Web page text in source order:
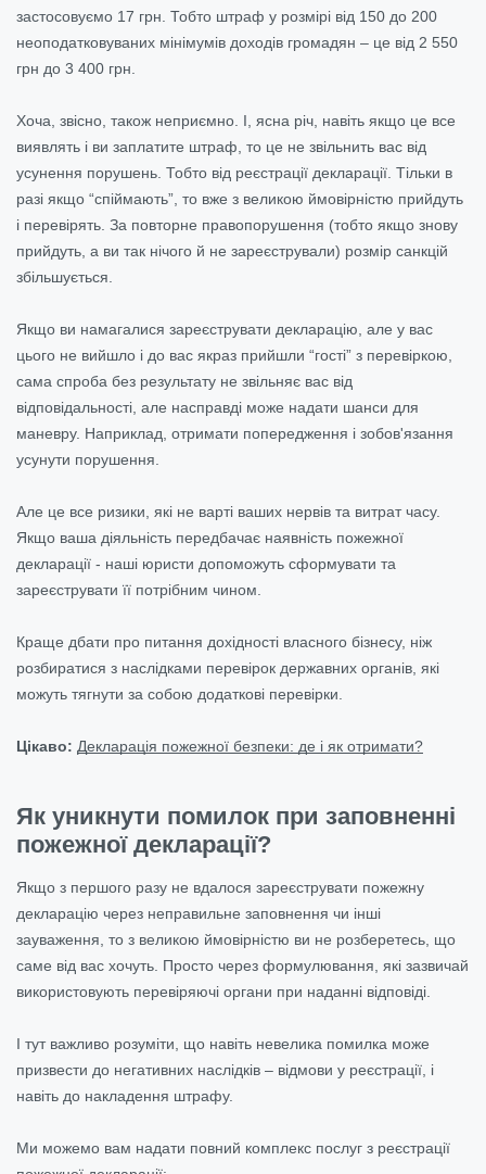
застосовуємо 17 грн. Тобто штраф у розмірі від 150 до 200
неоподатковуваних мінімумів доходів громадян – це від 2 550
грн до 3 400 грн.
Хоча, звісно, також неприємно. І, ясна річ, навіть якщо це все
виявлять і ви заплатите штраф, то це не звільнить вас від
усунення порушень. Тобто від реєстрації декларації. Тільки в
разі якщо “спіймають”, то вже з великою ймовірністю прийдуть
і перевірять. За повторне правопорушення (тобто якщо знову
прийдуть, а ви так нічого й не зареєстрували) розмір санкцій
збільшується.
Якщо ви намагалися зареєструвати декларацію, але у вас
цього не вийшло і до вас якраз прийшли “гості” з перевіркою,
сама спроба без результату не звільняє вас від
відповідальності, але насправді може надати шанси для
маневру. Наприклад, отримати попередження і зобов'язання
усунути порушення.
Але це все ризики, які не варті ваших нервів та витрат часу.
Якщо ваша діяльність передбачає наявність пожежної
декларації - наші юристи допоможуть сформувати та
зареєструвати її потрібним чином.
Краще дбати про питання дохідності власного бізнесу, ніж
розбиратися з наслідками перевірок державних органів, які
можуть тягнути за собою додаткові перевірки.
Цікаво: Декларація пожежної безпеки: де і як отримати?
Як уникнути помилок при заповненні
пожежної декларації?
Якщо з першого разу не вдалося зареєструвати пожежну
декларацію через неправильне заповнення чи інші
зауваження, то з великою ймовірністю ви не розберетесь, що
саме від вас хочуть. Просто через формулювання, які зазвичай
використовують перевіряючі органи при наданні відповіді.
І тут важливо розуміти, що навіть невелика помилка може
призвести до негативних наслідків – відмови у реєстрації, і
навіть до накладення штрафу.
Ми можемо вам надати повний комплекс послуг з реєстрації